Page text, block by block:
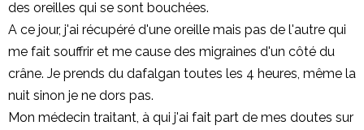
des oreilles qui se sont bouchées.
A ce jour, j'ai récupéré d'une oreille mais pas de l'autre qui
me fait souffrir et me cause des migraines d'un côté du
crâne. Je prends du dafalgan toutes les 4 heures, même la
nuit sinon je ne dors pas.
Mon médecin traitant, à qui j'ai fait part de mes doutes sur